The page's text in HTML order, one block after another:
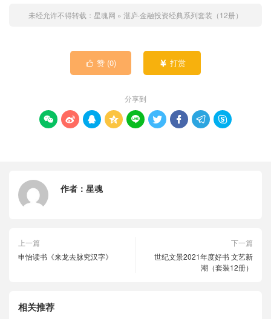
未经允许不得转载： 星魂网 » 湛庐·金融投资经典系列套装（12册）
 赞 (0)  打赏
分享到
        
作者： 星魂
上一篇
申怡读书《来龙去脉究汉字》
下一篇
世纪文景2021年度好书 文艺新
潮（套装12册）
相关推荐